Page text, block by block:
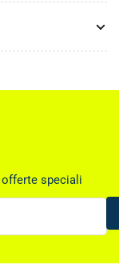
speciali